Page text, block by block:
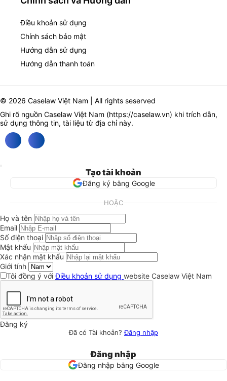
Điều khoản sử dụng
Chính sách bảo mật
Hướng dẫn sử dụng
Hướng dẫn thanh toán
© 2026 Caselaw Việt Nam | All rights seserved
Ghi rõ nguồn Caselaw Việt Nam (https://caselaw.vn) khi trích dẫn,
sử dụng thông tin, tài liệu từ địa chỉ này.
Tạo tài khoản
Đăng ký bằng Google
HOẶC
Họ và tên
Email
Số điện thoại
Mật khẩu
Xác nhận mật khẩu
Giới tính
Tôi đồng ý vớiĐiều khoản sử dụng website Caselaw Việt Nam
Đăng ký
Đã có Tài khoản?Đăng nhập
Đăng nhập
Đăng nhập bằng Google